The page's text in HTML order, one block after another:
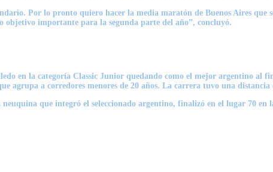
Por lo pronto quiero hacer la media maratón de Buenos Aires que
objetivo importante para la segunda parte del año”, concluyó.
en la categoría Classic Junior quedando como el mejor argentino al
agrupa a corredores menores de 20 años. La carrera tuvo una
neuquina que integró el seleccionado argentino, finalizó en el lugar 70 en